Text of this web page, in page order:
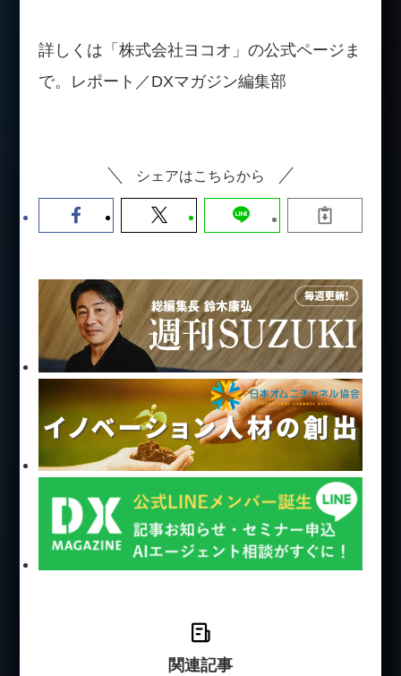
詳しくは「株式会社ヨコオ」の公式ページま
で。レポート／DXマガジン編集部
シェアはこちらから
関連記事